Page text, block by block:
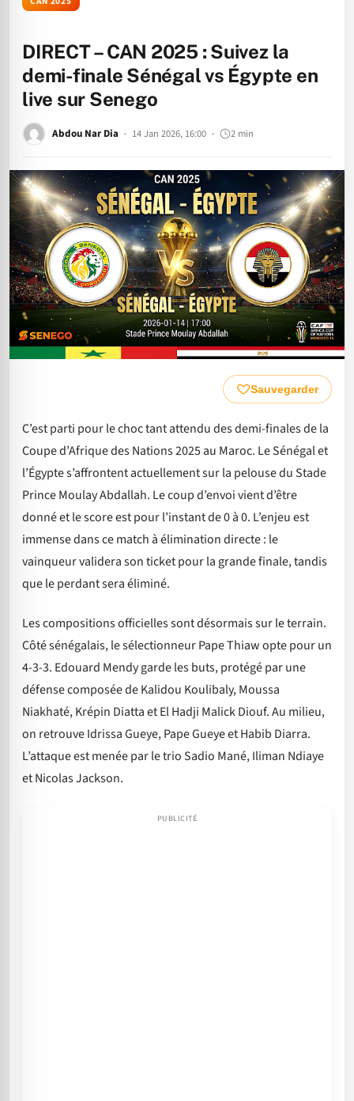
DIRECT – CAN 2025 : Suivez la
demi-finale Sénégal vs Égypte en
live sur Senego
Abdou Nar Dia 14 Jan 2026, 16:00 2 min
Sauvegarder
C’est parti pour le choc tant attendu des demi-finales de la
Coupe d’Afrique des Nations 2025 au Maroc. Le Sénégal et
l’Égypte s’affrontent actuellement sur la pelouse du Stade
Prince Moulay Abdallah. Le coup d’envoi vient d’être
donné et le score est pour l’instant de 0 à 0. L’enjeu est
immense dans ce match à élimination directe : le
vainqueur validera son ticket pour la grande finale, tandis
que le perdant sera éliminé.
Les compositions officielles sont désormais sur le terrain.
Côté sénégalais, le sélectionneur Pape Thiaw opte pour un
4-3-3. Edouard Mendy garde les buts, protégé par une
défense composée de Kalidou Koulibaly, Moussa
Niakhaté, Krépin Diatta et El Hadji Malick Diouf. Au milieu,
on retrouve Idrissa Gueye, Pape Gueye et Habib Diarra.
L’attaque est menée par le trio Sadio Mané, Iliman Ndiaye
et Nicolas Jackson.